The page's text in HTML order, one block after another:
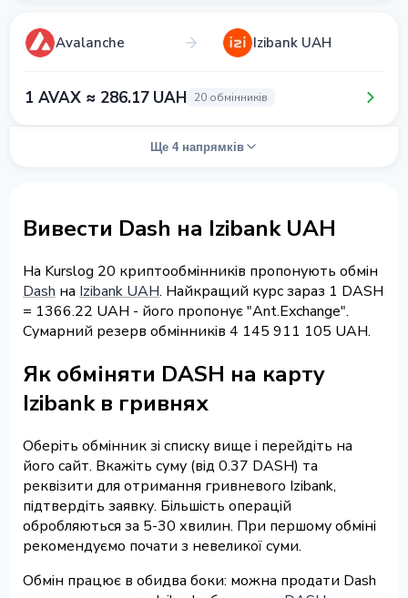
Avalanche Izibank UAH
1 AVAX ≈ 286.17 UAH 20 обмінників
Ще 4 напрямків
Вивести Dash на Izibank UAH
На Kurslog 20 криптообмінників пропонують обмін
Dash на Izibank UAH. Найкращий курс зараз 1 DASH
= 1366.22 UAH - його пропонує "Ant.Exchange".
Сумарний резерв обмінників 4 145 911 105 UAH.
Як обміняти DASH на карту
Izibank в гривнях
Оберіть обмінник зі списку вище і перейдіть на
його сайт. Вкажіть суму (від 0.37 DASH) та
реквізити для отримання гривневого Izibank,
підтвердіть заявку. Більшість операцій
обробляються за 5-30 хвилин. При першому обміні
рекомендуємо почати з невеликої суми.
Обмін працює в обидва боки: можна продати Dash